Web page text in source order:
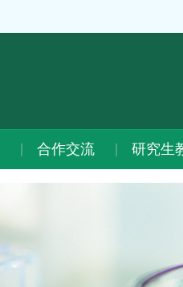
合作交流 研究生